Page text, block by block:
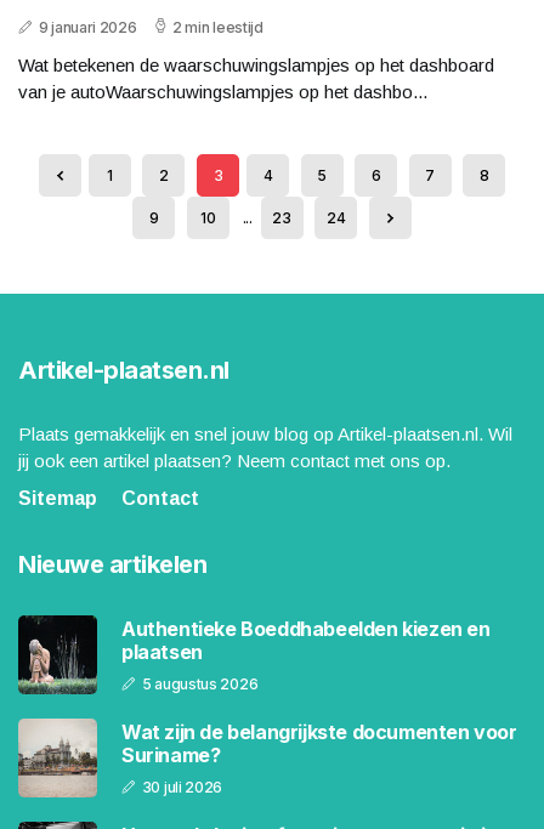
9 januari 2026 2 min leestijd
Wat betekenen de waarschuwingslampjes op het dashboard
van je autoWaarschuwingslampjes op het dashbo...
1 2 3 4 5 6 7 8
9 10 ... 23 24
Artikel-plaatsen.nl
Plaats gemakkelijk en snel jouw blog op Artikel-plaatsen.nl. Wil
jij ook een artikel plaatsen? Neem contact met ons op.
Sitemap
Contact
Nieuwe artikelen
Authentieke Boeddhabeelden kiezen en
plaatsen
5 augustus 2026
Wat zijn de belangrijkste documenten voor
Suriname?
30 juli 2026